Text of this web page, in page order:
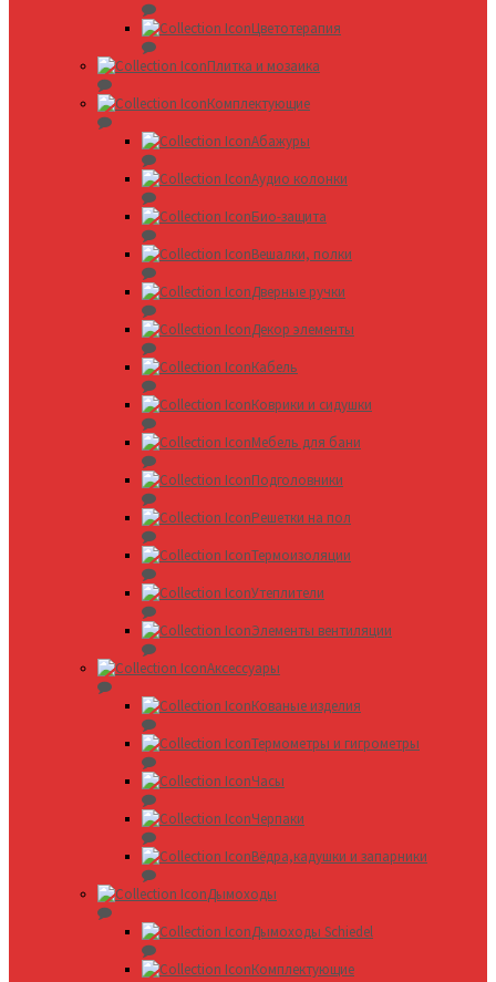
Цветотерапия
Плитка и мозаика
Комплектующие
Абажуры
Аудио колонки
Био-защита
Вешалки, полки
Дверные ручки
Декор элементы
Кабель
Коврики и сидушки
Мебель для бани
Подголовники
Решетки на пол
Термоизоляции
Утеплители
Элементы вентиляции
Аксессуары
Кованые изделия
Термометры и гигрометры
Часы
Черпаки
Вёдра,кадушки и запарники
Дымоходы
Дымоходы Schiedel
Комплектующие